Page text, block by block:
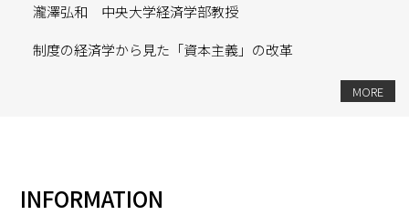
瀧澤弘和 中央大学経済学部教授
制度の経済学から見た「資本主義」の改革
MORE
INFORMATION